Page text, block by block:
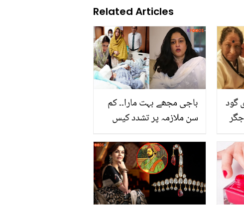
Related Articles
باجی مجھے بہت مارا۔۔ کم
سن ملازمہ پر تشدد کیس
نادیہ جمیل سے رضوانہ نے
کیا فرمائش کی کہ وہ
جذباتی ہوگئیں؟
گود